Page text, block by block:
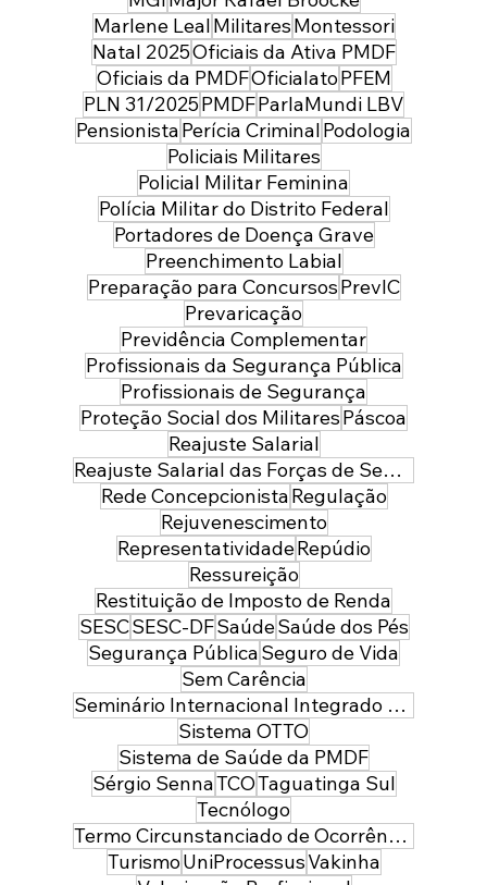
Marlene LealMilitaresMontessori
Natal 2025Oficiais da Ativa PMDF
Oficiais da PMDFOficialatoPFEM
PLN 31/2025PMDFParlaMundi LBV
PensionistaPerícia CriminalPodologia
Policiais Militares
Policial Militar Feminina
Polícia Militar do Distrito Federal
Portadores de Doença Grave
Preenchimento Labial
Preparação para ConcursosPrevIC
Prevaricação
Previdência Complementar
Profissionais da Segurança Pública
Profissionais de Segurança
Proteção Social dos MilitaresPáscoa
Reajuste Salarial
Reajuste Salarial das Forças de Segurança do Distrito Federal
Rede ConcepcionistaRegulação
Rejuvenescimento
RepresentatividadeRepúdio
Ressureição
Restituição de Imposto de Renda
SESCSESC-DFSaúdeSaúde dos Pés
Segurança PúblicaSeguro de Vida
Sem Carência
Seminário Internacional Integrado de Segurança Pública e Defesa
Sistema OTTO
Sistema de Saúde da PMDF
Sérgio SennaTCOTaguatinga Sul
Tecnólogo
Termo Circunstanciado de Ocorrência
TurismoUniProcessusVakinha